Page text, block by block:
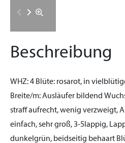
Beschreibung
WHZ:4 Blüte: rosarot, in
Breite/m:Ausläufer bildend
straff aufrecht, wenig verzweigt,
einfach, sehr groß, 3-5lappig,
dunkelgrün, beidseitig behaart